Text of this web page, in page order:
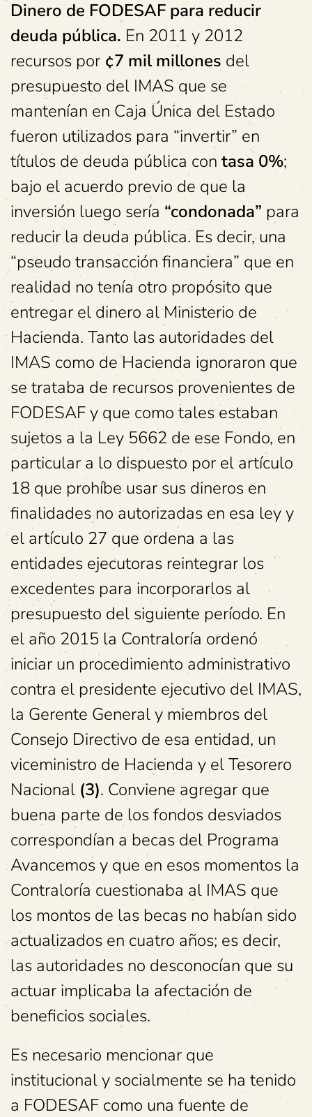
Dinero de FODESAF para reducir
deuda pública. En 2011 y 2012
recursos por ¢7 mil millones del
presupuesto del IMAS que se
mantenían en Caja Única del Estado
fueron utilizados para “invertir” en
títulos de deuda pública con tasa 0%;
bajo el acuerdo previo de que la
inversión luego sería “condonada” para
reducir la deuda pública. Es decir, una
“pseudo transacción financiera” que en
realidad no tenía otro propósito que
entregar el dinero al Ministerio de
Hacienda. Tanto las autoridades del
IMAS como de Hacienda ignoraron que
se trataba de recursos provenientes de
FODESAF y que como tales estaban
sujetos a la Ley 5662 de ese Fondo, en
particular a lo dispuesto por el artículo
18 que prohíbe usar sus dineros en
finalidades no autorizadas en esa ley y
el artículo 27 que ordena a las
entidades ejecutoras reintegrar los
excedentes para incorporarlos al
presupuesto del siguiente período. En
el año 2015 la Contraloría ordenó
iniciar un procedimiento administrativo
contra el presidente ejecutivo del IMAS,
la Gerente General y miembros del
Consejo Directivo de esa entidad, un
viceministro de Hacienda y el Tesorero
Nacional (3). Conviene agregar que
buena parte de los fondos desviados
correspondían a becas del Programa
Avancemos y que en esos momentos la
Contraloría cuestionaba al IMAS que
los montos de las becas no habían sido
actualizados en cuatro años; es decir,
las autoridades no desconocían que su
actuar implicaba la afectación de
beneficios sociales.
Es necesario mencionar que
institucional y socialmente se ha tenido
a FODESAF como una fuente de